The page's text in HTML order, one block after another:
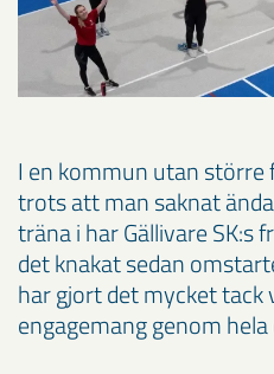
I en kommun utan
trots att man saknat
träna i har Gällivare
det knakat sedan
har gjort det mycket tack
engagemang genom